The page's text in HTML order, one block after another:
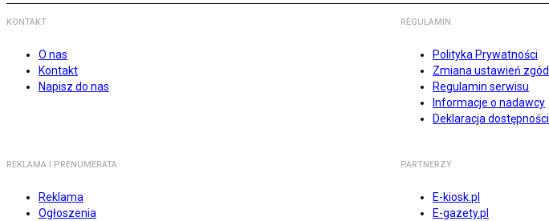
KONTAKT
O nas
Kontakt
Napisz do nas
REGULAMIN
Polityka Prywatności
Zmiana ustawień zgód
Regulamin serwisu
Informacje o nadawcy
Deklaracja dostępności
REKLAMA I PRENUMERATA
Reklama
Ogłoszenia
PARTNERZY
E-kiosk.pl
E-gazety.pl